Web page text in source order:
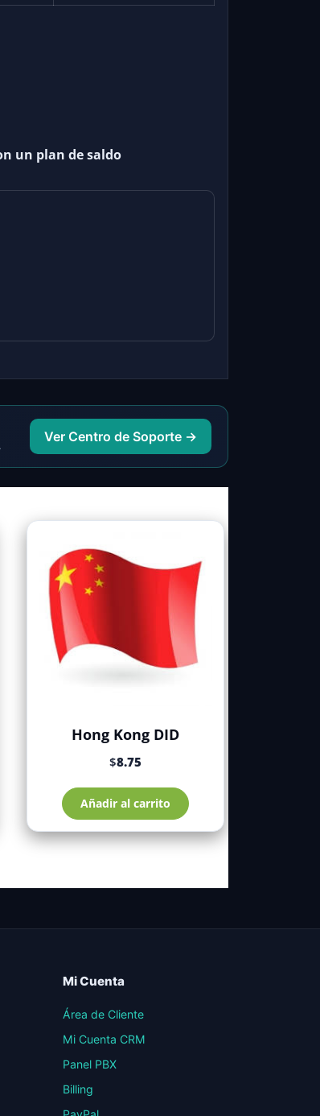
un plan de saldo
Ver Centro de Soporte →
Hong Kong DID
$8.75
Añadir al carrito
Mi Cuenta
Área de Cliente
Mi Cuenta CRM
Panel PBX
Billing